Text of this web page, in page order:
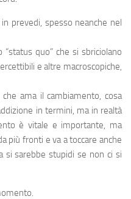
prevedi, spesso neanche nel
quo” che si sbriciolano
e altre macroscopiche,
ama il cambiamento, cosa
in termini, ma in realtà
è vitale e importante, ma
più fronti e va a toccare anche
si sarebbe stupidi se non ci si